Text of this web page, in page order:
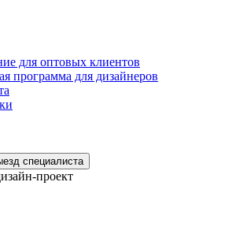
для оптовых клиентов
программа для дизайнеров
специалиста
проект